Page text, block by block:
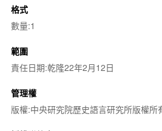
格式
數量:1
範圍
責任日期:乾隆22年2月12日
管理權
版權:中央研究院歷史語言研究所版權所